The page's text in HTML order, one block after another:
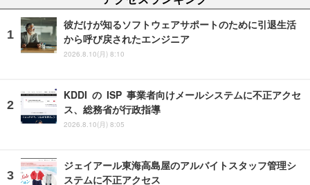
彼だけが知るソフトウェアサポートのために引退生活
から呼び戻されたエンジニア
2026.8.10(月) 8:10
KDDI の ISP 事業者向けメールシステムに不正アクセ
ス、総務省が行政指導
2026.8.10(月) 8:05
ジェイアール東海高島屋のアルバイトスタッフ管理シ
ステムに不正アクセス